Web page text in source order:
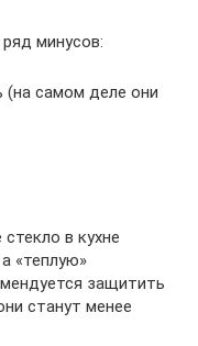
минусов:
(на самом деле они
в кухне
«теплую»
защитить
станут менее